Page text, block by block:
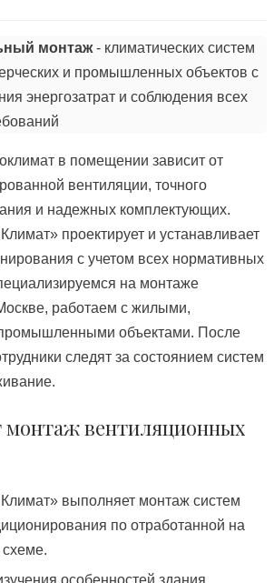
монтаж- климатических систем
и промышленных объектов с
энергозатрат и соблюдения всех
в помещении зависит от
вентиляции, точного
и надежных комплектующих.
проектирует и устанавливает
с учетом всех нормативных
на монтаже
работаем с жилыми,
объектами. После
следят за состоянием систем
монтаж вентиляционных
выполняет монтаж систем
по отработанной на
схеме.